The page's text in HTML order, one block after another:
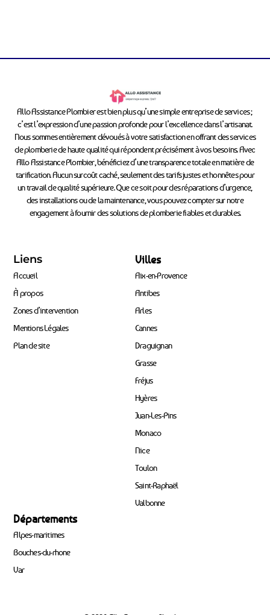
Allo Assistance Plombier est bien plus qu’une simple entreprise de services ;
c’est l’expression d’une passion profonde pour l’excellence dans l’artisanat.
Nous sommes entièrement dévoués à votre satisfaction en offrant des services
de plomberie de haute qualité qui répondent précisément à vos besoins. Avec
Allo Assistance Plombier, bénéficiez d’une transparence totale en matière de
tarification. Aucun surcoût caché, seulement des tarifs justes et honnêtes pour
un travail de qualité supérieure. Que ce soit pour des réparations d’urgence,
des installations ou de la maintenance, vous pouvez compter sur notre
engagement à fournir des solutions de plomberie fiables et durables.
Liens
Accueil
À propos
Zones d’intervention
Mentions Légales
Plan de site
Villes
Aix-en-Provence
Antibes
Arles
Cannes
Draguignan
Grasse
Fréjus
Hyères
Juan-Les-Pins
Monaco
Nice
Toulon
Saint-Raphaël
Valbonne
Départements
Alpes-maritimes
Bouches-du-rhone
Var